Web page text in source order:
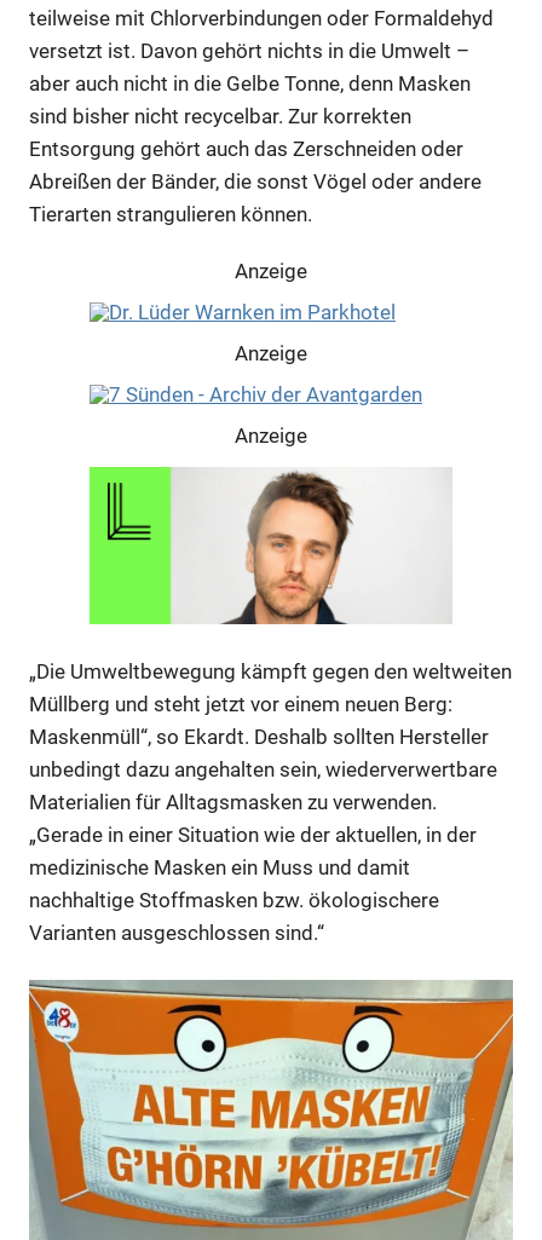
teilweise mit Chlorverbindungen oder Formaldehyd
versetzt ist. Davon gehört nichts in die Umwelt –
aber auch nicht in die Gelbe Tonne, denn Masken
sind bisher nicht recycelbar. Zur korrekten
Entsorgung gehört auch das Zerschneiden oder
Abreißen der Bänder, die sonst Vögel oder andere
Tierarten strangulieren können.
Anzeige
Anzeige
Anzeige
Anzeige
Anzeige
„Die Umweltbewegung kämpft gegen den weltweiten
Müllberg und steht jetzt vor einem neuen Berg:
Maskenmüll“, so Ekardt. Deshalb sollten Hersteller
unbedingt dazu angehalten sein, wiederverwertbare
Materialien für Alltagsmasken zu verwenden.
„Gerade in einer Situation wie der aktuellen, in der
medizinische Masken ein Muss und damit
nachhaltige Stoffmasken bzw. ökologischere
Varianten ausgeschlossen sind.“